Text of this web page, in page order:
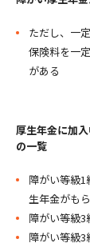
ただし、一
保険料を一
がある
厚生年金に加
の一覧
障がい等級
生年金がも
障がい等級3
障がい等級